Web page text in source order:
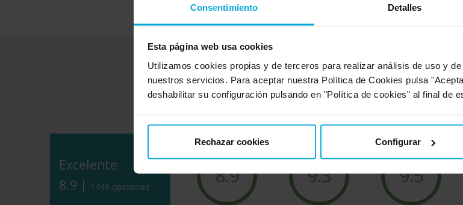
Consentimiento Detalles
Esta página web usa cookies
Utilizamos cookies propias y de terceros para realizar análisis de uso y
nuestros servicios. Para aceptar nuestra Política de Cookies pulsa
deshabilitar su configuración pulsando en "Política de cookies" al final de
Rechazar cookies Configurar
VALORACIONES DE
Descubre lo que dicen nuestros usuarios sobre las empresas Doiser que
Excelente
8.9 |
1449 opiniones 8.9 9.3 9.5